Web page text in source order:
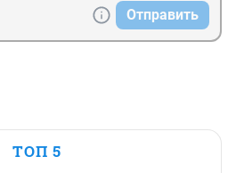
Отправить
ТОП 5